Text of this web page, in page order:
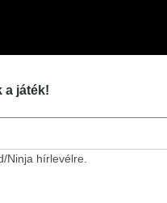
a játék!
Ninja hírlevélre.